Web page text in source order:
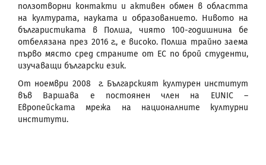
ползотворни контакти и активен обмен в областта
на културата, науката и образованието. Нивото на
българистиката в Полша, чиято 100-годишнина бе
отбелязана през 2016 г., е високо. Полша трайно заема
първо място сред страните от ЕС по брой студенти,
изучаващи български език.
От ноември 2008 г. Българският културен институт
във Варшава е постоянен член на EUNIC –
Европейската мрежа на националните културни
институти.